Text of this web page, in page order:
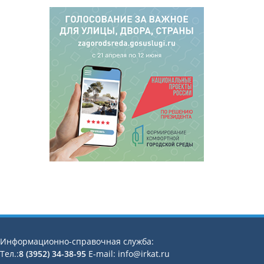
Информационно-справочная служба:
Тел.:8 (3952) 34-38-95 E-mail: info@irkat.ru